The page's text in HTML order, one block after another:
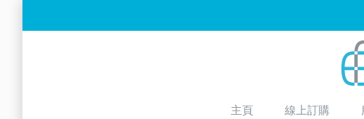
主頁 線上訂購